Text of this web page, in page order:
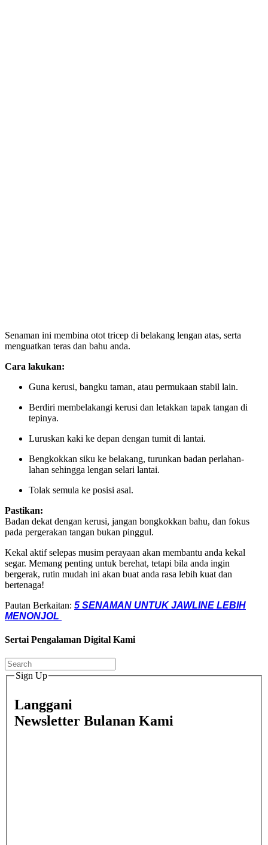
Senaman ini membina otot tricep di belakang lengan atas, serta
menguatkan teras dan bahu anda.
Cara lakukan:
Guna kerusi, bangku taman, atau permukaan stabil lain.
Berdiri membelakangi kerusi dan letakkan tapak tangan di
tepinya.
Luruskan kaki ke depan dengan tumit di lantai.
Bengkokkan siku ke belakang, turunkan badan perlahan-
lahan sehingga lengan selari lantai.
Tolak semula ke posisi asal.
Pastikan:
Badan dekat dengan kerusi, jangan bongkokkan bahu, dan fokus
pada pergerakan tangan bukan pinggul.
Kekal aktif selepas musim perayaan akan membantu anda kekal
segar. Memang penting untuk berehat, tetapi bila anda ingin
bergerak, rutin mudah ini akan buat anda rasa lebih kuat dan
bertenaga!
Pautan Berkaitan: 5 SENAMAN UNTUK JAWLINE LEBIH
MENONJOL
Sertai Pengalaman Digital Kami
Sign Up
Langgani
Newsletter Bulanan Kami